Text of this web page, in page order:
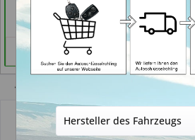
Autoschlüssel ohne Funk